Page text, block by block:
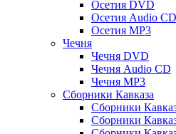
Осетия DVD
Осетия Audio CD
Осетия MP3
Чечня
Чечня DVD
Чечня Audio CD
Чечня MP3
Сборники Кавказа
Сборники
Сборники